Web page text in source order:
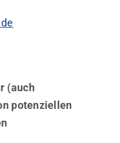
(auch
potenziellen